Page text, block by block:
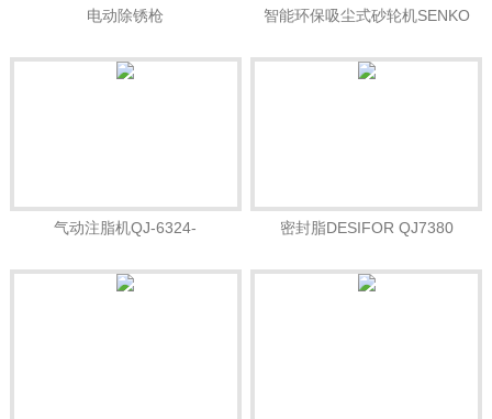
电动除锈枪
智能环保吸尘式砂轮机SENKO
气动注脂机QJ-6324-
密封脂DESIFOR QJ7380